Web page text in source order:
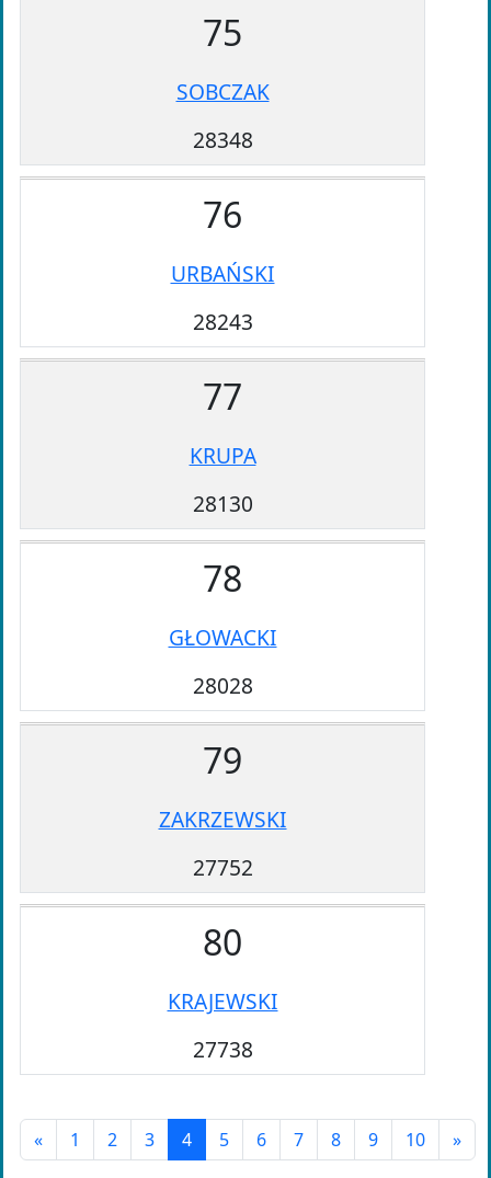
75
SOBCZAK
28348
76
URBAŃSKI
28243
77
KRUPA
28130
78
GŁOWACKI
28028
79
ZAKRZEWSKI
27752
80
KRAJEWSKI
27738
« 1 2 3 4 5 6 7 8 9 10 »